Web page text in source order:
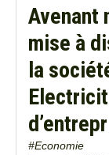
Avenant
mise à
la
#Economie